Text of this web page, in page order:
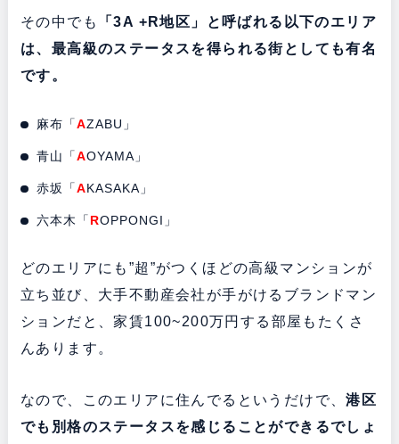
その中でも
「3A +R地区」と呼ばれる以下のエリア
は、最高級のステータスを得られる街としても有名
です。
麻布「AZABU」
青山「AOYAMA」
赤坂「AKASAKA」
六本木「 ROPPONGI」
どのエリアにも”超”がつくほどの高級マンションが
立ち並び、大手不動産会社が手がけるブランドマン
ションだと、家賃100~200万円する部屋もたくさ
んあります。
なので、このエリアに住んでるというだけで、港区
でも別格のステータスを感じることができるでしょ